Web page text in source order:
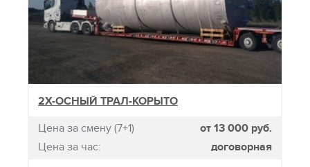
2Х-ОСНЫЙ ТРАЛ-КОРЫТО
Цена за смену (7+1)
от 13 000 руб.
Цена за час:
договорная